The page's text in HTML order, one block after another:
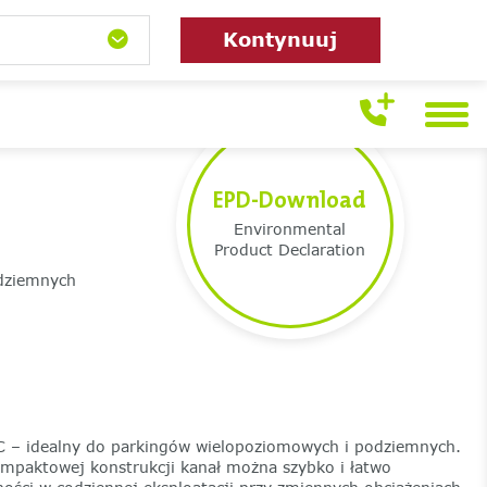
Kontynuuj
EPD-Download
Environmental
Product Declaration
– idealny do parkingów wielopoziomowych i podziemnych.
konstrukcji kanał można szybko i łatwo